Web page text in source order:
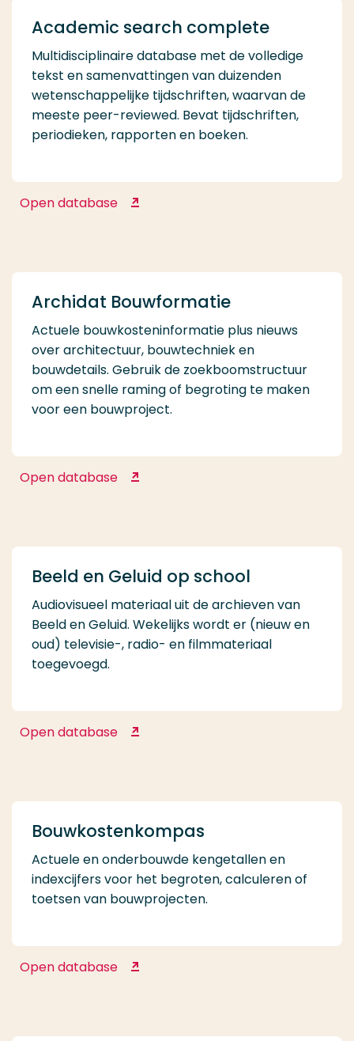
Academic search complete
Multidisciplinaire database met de volledige
tekst en samenvattingen van duizenden
wetenschappelijke tijdschriften, waarvan de
meeste peer-reviewed. Bevat tijdschriften,
periodieken, rapporten en boeken.
Open database Academic search complete
Archidat Bouwformatie
Actuele bouwkosteninformatie plus nieuws
over architectuur, bouwtechniek en
bouwdetails. Gebruik de zoekboomstructuur
om een snelle raming of begroting te maken
voor een bouwproject.
Open database Archidat Bouwformatie
Beeld en Geluid op school
Audiovisueel materiaal uit de archieven van
Beeld en Geluid. Wekelijks wordt er (nieuw en
oud) televisie-, radio- en filmmateriaal
toegevoegd.
Open database Beeld en Geluid op school
Bouwkostenkompas
Actuele en onderbouwde kengetallen en
indexcijfers voor het begroten, calculeren of
toetsen van bouwprojecten.
Open database Bouwkostenkompas